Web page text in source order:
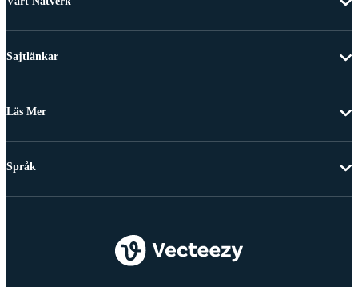
Sajtlänkar
Läs Mer
Språk